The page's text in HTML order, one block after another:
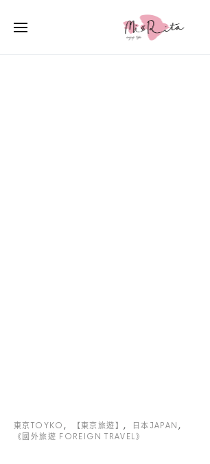
東京TOYKO 【東京旅遊】
日本JAPAN
《國外旅遊 FOREIGN TRAVEL》